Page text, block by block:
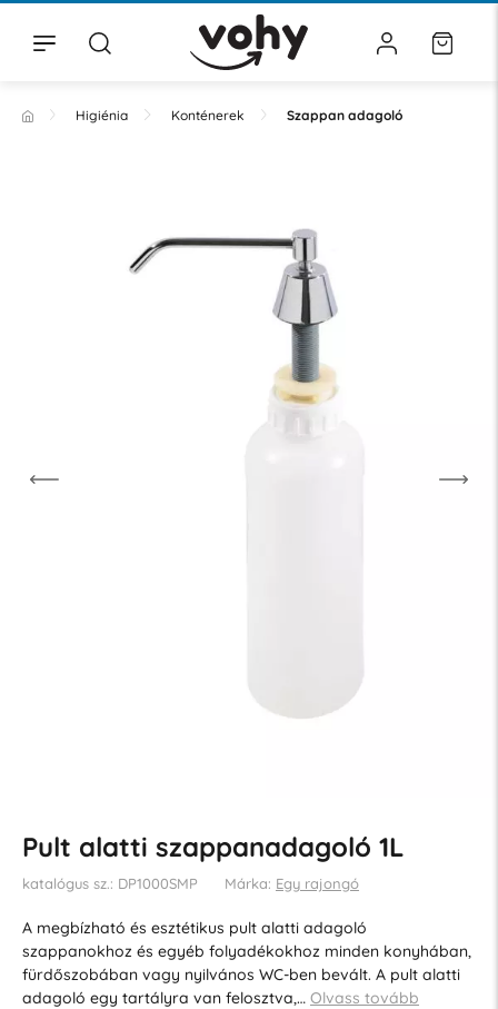
Higiénia Konténerek Szappan adagoló
Pult alatti szappanadagoló 1L
katalógus sz.: DP1000SMP Márka: Egy rajongó
A megbízható és esztétikus pult alatti adagoló
szappanokhoz és egyéb folyadékokhoz minden konyhában,
fürdőszobában vagy nyilvános WC-ben bevált. A pult alatti
adagoló egy tartályra van felosztva,… Olvass tovább